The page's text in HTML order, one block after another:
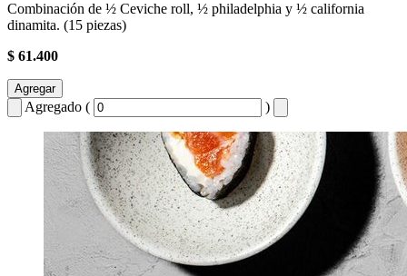
Combinación de ½ Ceviche roll, ½ philadelphia y ½ california
dinamita. (15 piezas)
$ 61.400
Agregar
Agregado ( )